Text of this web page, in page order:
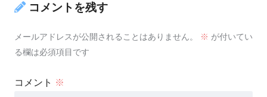
コメントを残す
メールアドレスが公開されることはありません。 ※ が付いてい
る欄は必須項目です
コメント ※